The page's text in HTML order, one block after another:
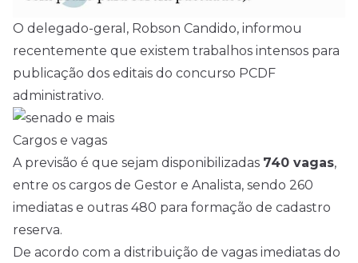
O delegado-geral , Robson Candido, informou
recentemente que existem trabalhos intensos para
publicação dos editais do concurso PCDF
administrativo.
Cargos e vagas
A previsão é que sejam disponibilizadas 740 vagas,
entre os cargos de Gestor e Analista, sendo 260
imediatas e outras 480 para formação de cadastro
reserva.
De acordo com a distribuição de vagas imediatas do